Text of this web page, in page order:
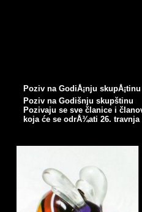
Poziv na GodiÅ¡nju skupÅ¡tinu
Poziv na Godišnju skupštinu
Pozivaju se sve članice i
koja će se odrÅ¾ati 26.